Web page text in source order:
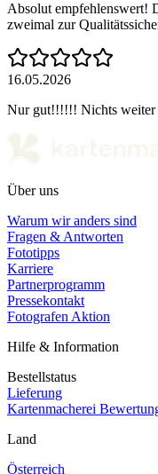
Absolut empfehlenswert!
zweimal zur
16.05.2026
Nur gut!!!!!! Nichts weiter
Über uns
Warum wir anders sind
Fragen & Antworten
Fototipps
Karriere
Partnerprogramm
Pressekontakt
Fotografen Aktion
Hilfe & Information
Bestellstatus
Lieferung
Kartenmacherei
Land
Österreich